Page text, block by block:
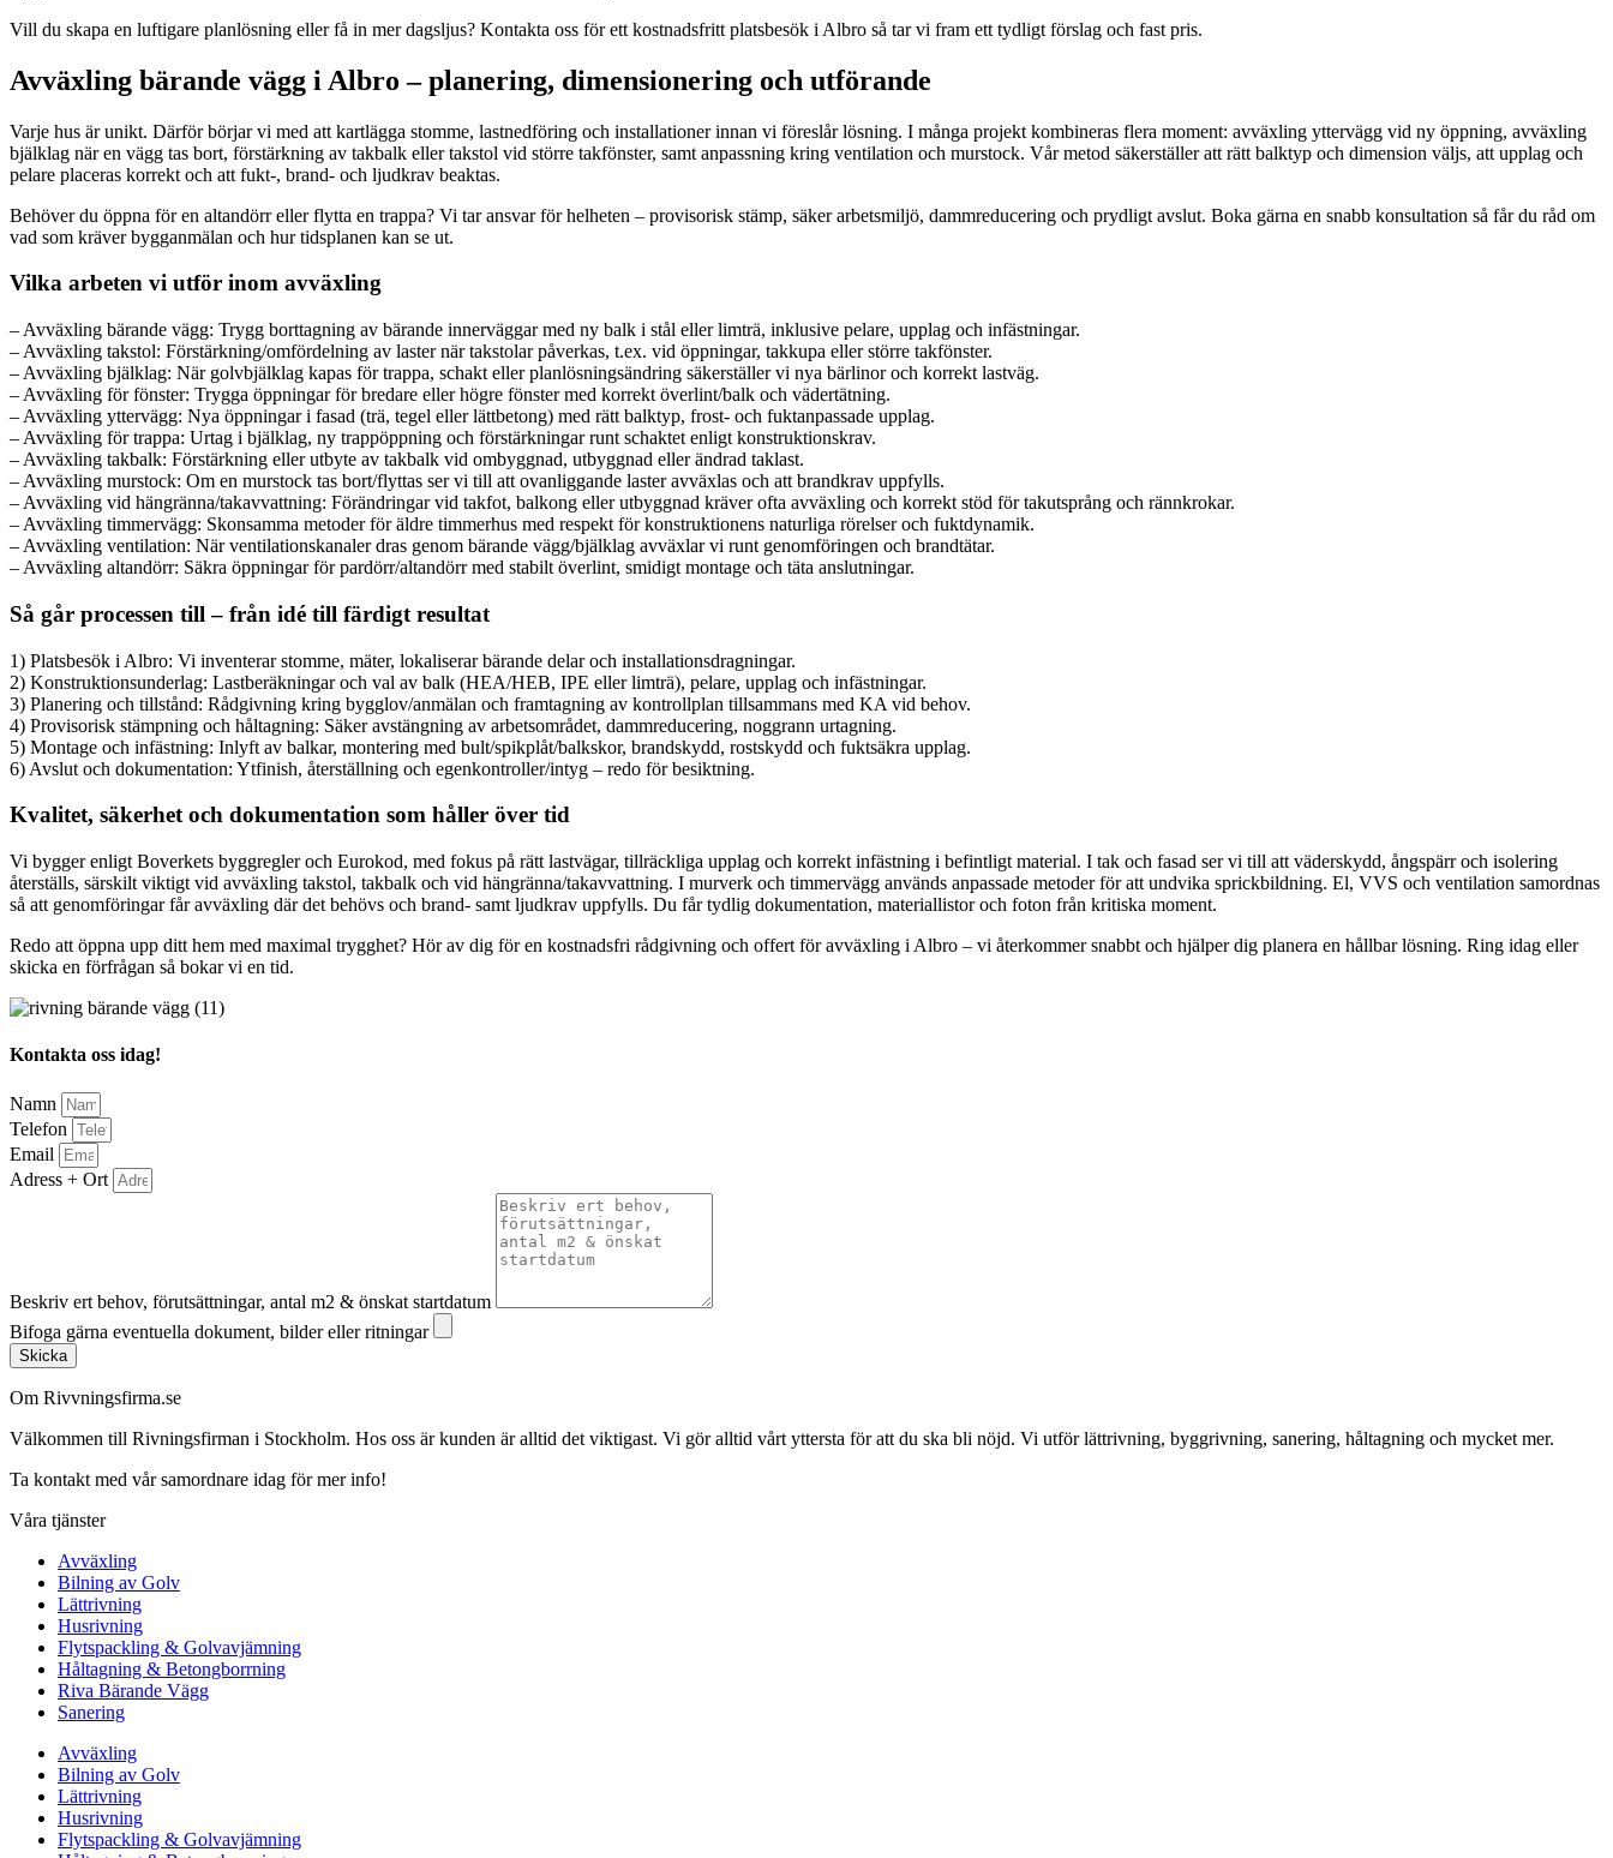
Vill du skapa en luftigare planlösning eller få in mer dagsljus? Kontakta oss för ett kostnadsfritt platsbesök i Albro så tar vi fram ett tydligt förslag och fast pris.
Avväxling bärande vägg i Albro – planering, dimensionering och utförande
Varje hus är unikt. Därför börjar vi med att kartlägga stomme, lastnedföring och installationer innan vi föreslår lösning. I många projekt kombineras flera moment: avväxling yttervägg vid ny öppning, avväxling
bjälklag när en vägg tas bort, förstärkning av takbalk eller takstol vid större takfönster, samt anpassning kring ventilation och murstock. Vår metod säkerställer att rätt balktyp och dimension väljs, att upplag och
pelare placeras korrekt och att fukt-, brand- och ljudkrav beaktas.
Behöver du öppna för en altandörr eller flytta en trappa? Vi tar ansvar för helheten – provisorisk stämp, säker arbetsmiljö, dammreducering och prydligt avslut. Boka gärna en snabb konsultation så får du råd om
vad som kräver bygganmälan och hur tidsplanen kan se ut.
Vilka arbeten vi utför inom avväxling
– Avväxling bärande vägg: Trygg borttagning av bärande innerväggar med ny balk i stål eller limträ, inklusive pelare, upplag och infästningar.
– Avväxling takstol: Förstärkning/omfördelning av laster när takstolar påverkas, t.ex. vid öppningar, takkupa eller större takfönster.
– Avväxling bjälklag: När golvbjälklag kapas för trappa, schakt eller planlösningsändring säkerställer vi nya bärlinor och korrekt lastväg.
– Avväxling för fönster: Trygga öppningar för bredare eller högre fönster med korrekt överlint/balk och vädertätning.
– Avväxling yttervägg: Nya öppningar i fasad (trä, tegel eller lättbetong) med rätt balktyp, frost- och fuktanpassade upplag.
– Avväxling för trappa: Urtag i bjälklag, ny trappöppning och förstärkningar runt schaktet enligt konstruktionskrav.
– Avväxling takbalk: Förstärkning eller utbyte av takbalk vid ombyggnad, utbyggnad eller ändrad taklast.
– Avväxling murstock: Om en murstock tas bort/flyttas ser vi till att ovanliggande laster avväxlas och att brandkrav uppfylls.
– Avväxling vid hängränna/takavvattning: Förändringar vid takfot, balkong eller utbyggnad kräver ofta avväxling och korrekt stöd för takutsprång och rännkrokar.
– Avväxling timmervägg: Skonsamma metoder för äldre timmerhus med respekt för konstruktionens naturliga rörelser och fuktdynamik.
– Avväxling ventilation: När ventilationskanaler dras genom bärande vägg/bjälklag avväxlar vi runt genomföringen och brandtätar.
– Avväxling altandörr: Säkra öppningar för pardörr/altandörr med stabilt överlint, smidigt montage och täta anslutningar.
Så går processen till – från idé till färdigt resultat
1) Platsbesök i Albro: Vi inventerar stomme, mäter, lokaliserar bärande delar och installationsdragningar.
2) Konstruktionsunderlag: Lastberäkningar och val av balk (HEA/HEB, IPE eller limträ), pelare, upplag och infästningar.
3) Planering och tillstånd: Rådgivning kring bygglov/anmälan och framtagning av kontrollplan tillsammans med KA vid behov.
4) Provisorisk stämpning och håltagning: Säker avstängning av arbetsområdet, dammreducering, noggrann urtagning.
5) Montage och infästning: Inlyft av balkar, montering med bult/spikplåt/balkskor, brandskydd, rostskydd och fuktsäkra upplag.
6) Avslut och dokumentation: Ytfinish, återställning och egenkontroller/intyg – redo för besiktning.
Kvalitet, säkerhet och dokumentation som håller över tid
Vi bygger enligt Boverkets byggregler och Eurokod, med fokus på rätt lastvägar, tillräckliga upplag och korrekt infästning i befintligt material. I tak och fasad ser vi till att väderskydd, ångspärr och isolering
återställs, särskilt viktigt vid avväxling takstol, takbalk och vid hängränna/takavvattning. I murverk och timmervägg används anpassade metoder för att undvika sprickbildning. El, VVS och ventilation samordnas
så att genomföringar får avväxling där det behövs och brand- samt ljudkrav uppfylls. Du får tydlig dokumentation, materiallistor och foton från kritiska moment.
Redo att öppna upp ditt hem med maximal trygghet? Hör av dig för en kostnadsfri rådgivning och offert för avväxling i Albro – vi återkommer snabbt och hjälper dig planera en hållbar lösning. Ring idag eller
skicka en förfrågan så bokar vi en tid.
Kontakta oss idag!
Namn
Telefon
Email
Adress + Ort
Beskriv ert behov, förutsättningar, antal m2 & önskat startdatum
Bifoga gärna eventuella dokument, bilder eller ritningar
Skicka
Om Rivvningsfirma.se
Välkommen till Rivningsfirman i Stockholm. Hos oss är kunden är alltid det viktigast. Vi gör alltid vårt yttersta för att du ska bli nöjd. Vi utför lättrivning, byggrivning, sanering, håltagning och mycket mer.
Ta kontakt med vår samordnare idag för mer info!
Våra tjänster
Avväxling
Bilning av Golv
Lättrivning
Husrivning
Flytspackling & Golvavjämning
Håltagning & Betongborrning
Riva Bärande Vägg
Sanering
Avväxling
Bilning av Golv
Lättrivning
Husrivning
Flytspackling & Golvavjämning